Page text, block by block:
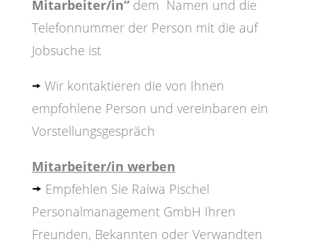
Mitarbeiter/in“ dem Namen und die
Telefonnummer der Person mit die auf
Jobsuche ist
Wir kontaktieren die von Ihnen
empfohlene Person und vereinbaren ein
Vorstellungsgespräch
Mitarbeiter/in werben
Empfehlen Sie Raiwa Pischel
Personalmanagement GmbH Ihren
Freunden, Bekannten oder Verwandten